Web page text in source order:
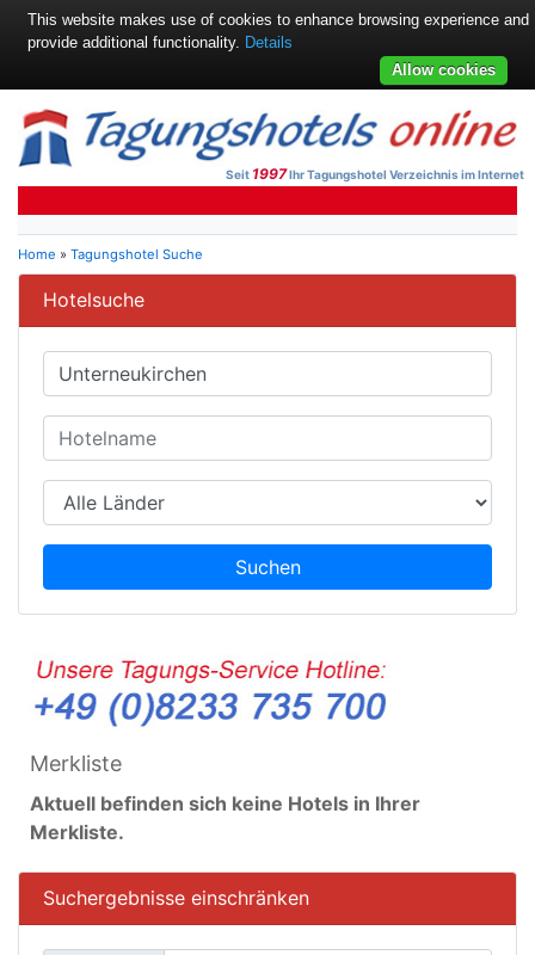
Seit 1997Ihr Tagungshotel Verzeichnis im Internet
Home » Tagungshotel Suche
Hotelsuche
Suchen
Merkliste
Aktuell befinden sich keine Hotels in Ihrer
Merkliste.
Suchergebnisse einschränken
This website makes use of cookies to enhance browsing experience and
provide additional functionality. Details
Allow cookies